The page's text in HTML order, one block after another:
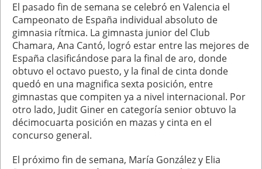
El pasado fin de semana se celebró en Valencia el
Campeonato de España individual absoluto de
gimnasia rítmica. La gimnasta junior del Club
Chamara, Ana Cantó, logró estar entre las mejores de
España clasificándose para la final de aro, donde
obtuvo el octavo puesto, y la final de cinta donde
quedó en una magnifica sexta posición, entre
gimnastas que compiten ya a nivel internacional. Por
otro lado, Judit Giner en categoría senior obtuvo la
décimocuarta posición en mazas y cinta en el
concurso general.
El próximo fin de semana, María González y Elia